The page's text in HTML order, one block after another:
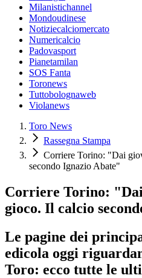
Milanistichannel
Mondoudinese
Notiziecalciomercato
Numericalcio
Padovasport
Pianetamilan
SOS Fanta
Toronews
Tuttobolognaweb
Violanews
Toro News
Rassegna Stampa
Corriere Torino: "Dai
secondo Ignazio Abate"
Corriere Torino:
gioco. Il calcio
Le pagine dei
edicola oggi
Toro: ecco tutte le